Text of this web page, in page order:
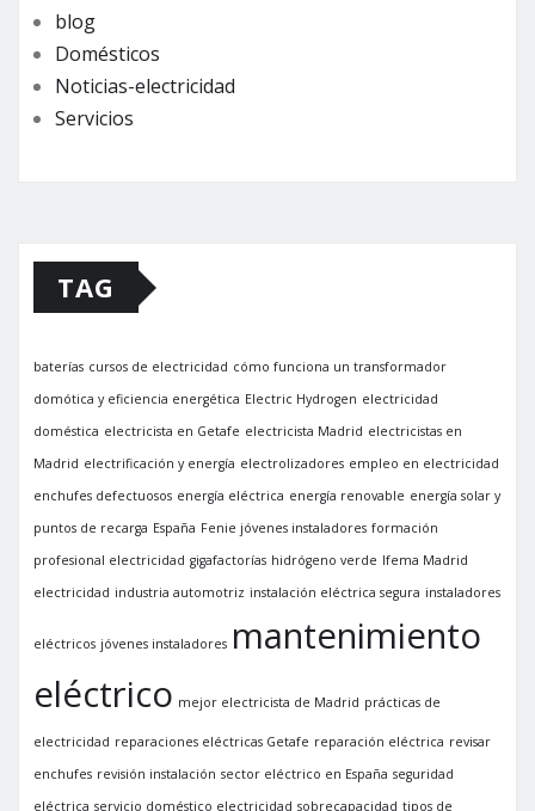
blog
Domésticos
Noticias-electricidad
Servicios
TAG
baterías cursos de electricidad cómo funciona un transformador
domótica y eficiencia energética Electric Hydrogen electricidad
doméstica electricista en Getafe electricista Madrid electricistas en
Madrid electrificación y energía electrolizadores empleo en electricidad
enchufes defectuosos energía eléctrica energía renovable energía solar y
puntos de recarga España Fenie jóvenes instaladores formación
profesional electricidad gigafactorías hidrógeno verde Ifema Madrid
electricidad industria automotriz instalación eléctrica segura instaladores
eléctricos jóvenes instaladores mantenimiento
eléctrico mejor electricista de Madrid prácticas de
electricidad reparaciones eléctricas Getafe reparación eléctrica revisar
enchufes revisión instalación sector eléctrico en España seguridad
eléctrica servicio doméstico electricidad sobrecapacidad tipos de